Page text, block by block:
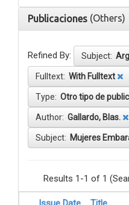
Publicaciones (Others)
Refined By: Subject:
Fulltext: With Fulltext
Type: Otro tipo de
Author: Gallardo, Blas.
Subject: Mujeres
Results 1-1 of 1